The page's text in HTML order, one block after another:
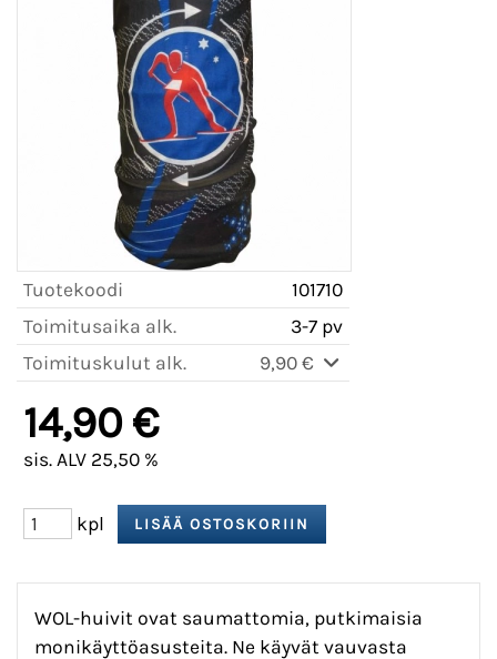
Tuotekoodi
101710
Toimitusaika alk.
3-7 pv
Toimituskulut alk.
9,90 €
14,90 €
sis. ALV 25,50 %
kpl
WOL-huivit ovat saumattomia, putkimaisia
monikäyttöasusteita. Ne käyvät vauvasta